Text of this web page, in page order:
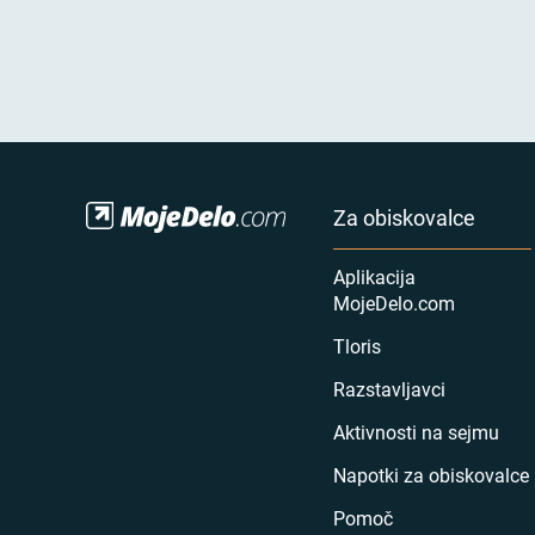
Za obiskovalce
Aplikacija
MojeDelo.com
Tloris
Razstavljavci
Aktivnosti na sejmu
Napotki za obiskovalce
Pomoč